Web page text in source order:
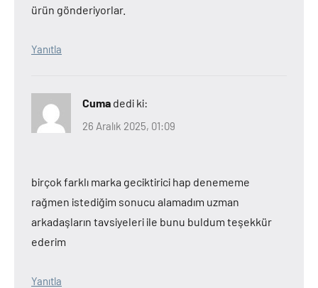
ürün gönderiyorlar.
Yanıtla
Cuma dedi ki:
26 Aralık 2025, 01:09
birçok farklı marka geciktirici hap denememe
rağmen istediğim sonucu alamadım uzman
arkadaşların tavsiyeleri ile bunu buldum teşekkür
ederim
Yanıtla